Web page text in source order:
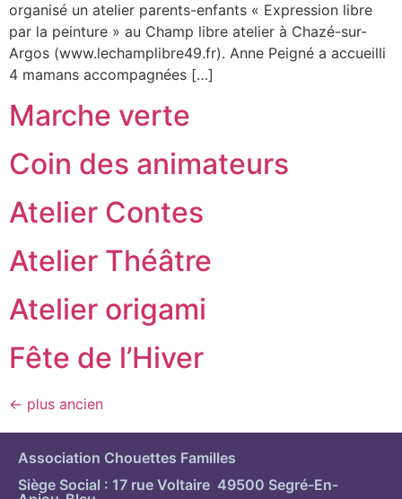
organisé un atelier parents-enfants « Expression libre
par la peinture » au Champ libre atelier à Chazé-sur-
Argos (www.lechamplibre49.fr). Anne Peigné a accueilli
4 mamans accompagnées […]
Marche verte
Coin des animateurs
Atelier Contes
Atelier Théâtre
Atelier origami
Fête de l’Hiver
← plus ancien
Association Chouettes Familles
Siège Social : 17 rue Voltaire 49500 Segré-En-